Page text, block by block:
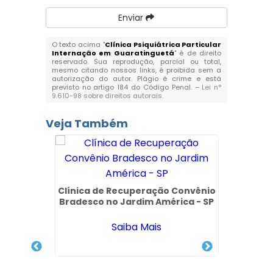
Enviar
O texto acima "Clínica Psiquiátrica Particular
Internação em Guaratinguetá" é de direito
reservado. Sua reprodução, parcial ou total,
mesmo citando nossos links, é proibida sem a
autorização do autor. Plágio é crime e está
previsto no artigo 184 do Código Penal. – Lei n°
9.610-98 sobre direitos autorais.
Veja Também
Clínica de Recuperação Convênio
Bradesco no Jardim América - SP
Saiba Mais